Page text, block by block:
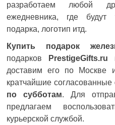
разработаем любой
ежедневника, где будут
подарка, логотип итд.
Купить подарок
подарков
PrestigeGifts.ru
доставим его по Москве
кратчайшие согласованные
по субботам. Для
предлагаем
курьерской службой.